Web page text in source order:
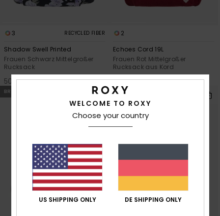
3 RECYCLED FIBER
Shadow Swell Printed
Frauen Schwarz Mittelgroßer
Rucksack
50,00 €
2
Echoes Cord 19L
Frauen Rot Mittelgroßer
Rucksack aus Kord
45,00 €
BRANDNEU BRANDNEU
WELCOME TO ROXY
Choose your country
US SHIPPING ONLY DE SHIPPING ONLY